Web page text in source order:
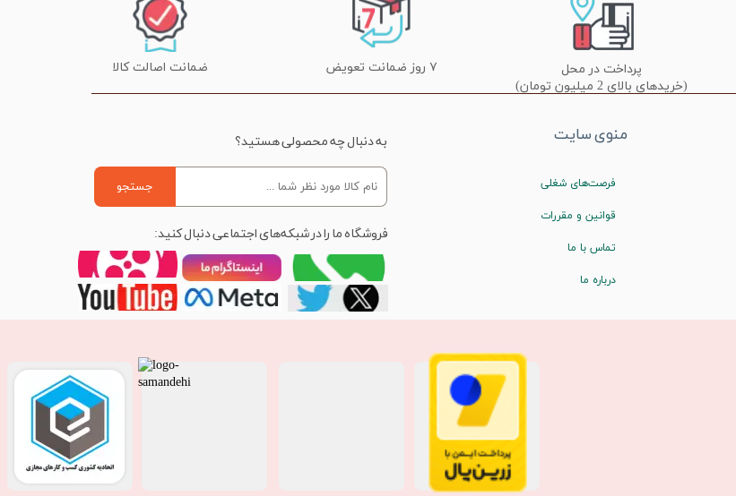
پرداخت در محل
(خریدهای بالای 2 میلیون تومان)
۷ روز ضمانت تعویض ضمانت اصالت کالا
منوی سایت
فرصت‌های شغلی
قوانین و مقررات
تماس با ما
درباره ما
به دنبال چه محصولی هستید؟
جستجو
فروشگاه ما را در شبکه‌های اجتماعی دنبال کنید: